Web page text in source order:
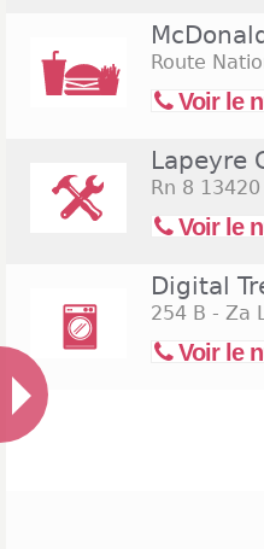
Route
Voir le
Lapeyre
Rn 8
Voir le
Digital
254 B - Za
Voir le